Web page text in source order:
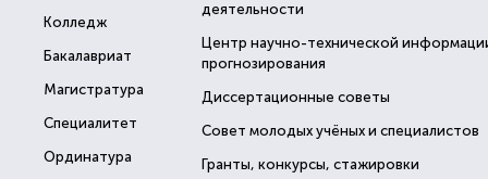
Колледж
Бакалавриат
Магистратура
Специалитет
Ординатура
деятельности
Центр научно-технической
прогнозирования
Диссертационные советы
Совет молодых учёных и специалистов
Гранты, конкурсы, стажировки